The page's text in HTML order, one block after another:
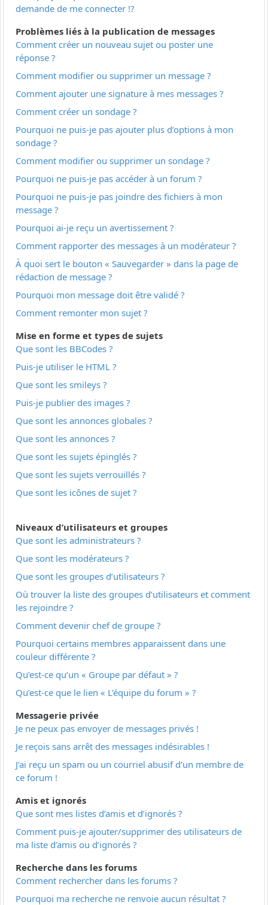
demande de me connecter !?
Problèmes liés à la publication de messages
Comment créer un nouveau sujet ou poster une
réponse ?
Comment modifier ou supprimer un message ?
Comment ajouter une signature à mes messages ?
Comment créer un sondage ?
Pourquoi ne puis-je pas ajouter plus d’options à mon
sondage ?
Comment modifier ou supprimer un sondage ?
Pourquoi ne puis-je pas accéder à un forum ?
Pourquoi ne puis-je pas joindre des fichiers à mon
message ?
Pourquoi ai-je reçu un avertissement ?
Comment rapporter des messages à un modérateur ?
À quoi sert le bouton « Sauvegarder » dans la page de
rédaction de message ?
Pourquoi mon message doit être validé ?
Comment remonter mon sujet ?
Mise en forme et types de sujets
Que sont les BBCodes ?
Puis-je utiliser le HTML ?
Que sont les smileys ?
Puis-je publier des images ?
Que sont les annonces globales ?
Que sont les annonces ?
Que sont les sujets épinglés ?
Que sont les sujets verrouillés ?
Que sont les icônes de sujet ?
Niveaux d’utilisateurs et groupes
Que sont les administrateurs ?
Que sont les modérateurs ?
Que sont les groupes d’utilisateurs ?
Où trouver la liste des groupes d’utilisateurs et comment
les rejoindre ?
Comment devenir chef de groupe ?
Pourquoi certains membres apparaissent dans une
couleur différente ?
Qu’est-ce qu’un « Groupe par défaut » ?
Qu’est-ce que le lien « L’équipe du forum » ?
Messagerie privée
Je ne peux pas envoyer de messages privés !
Je reçois sans arrêt des messages indésirables !
J’ai reçu un spam ou un courriel abusif d’un membre de
ce forum !
Amis et ignorés
Que sont mes listes d’amis et d’ignorés ?
Comment puis-je ajouter/supprimer des utilisateurs de
ma liste d’amis ou d’ignorés ?
Recherche dans les forums
Comment rechercher dans les forums ?
Pourquoi ma recherche ne renvoie aucun résultat ?